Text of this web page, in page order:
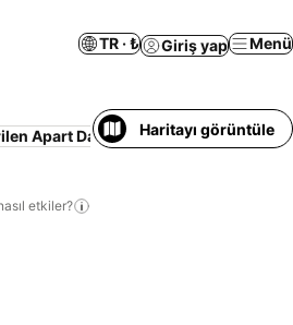
TR · ₺ Giriş yap Menü
Apart Daire Ön ödeme gerekmez
Haritayı görüntüle
etkiler?